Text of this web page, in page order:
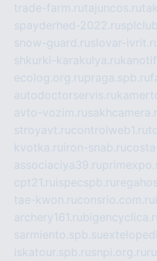
trade-farm.rutajuncos.ru
spayderhed-2022.ru
snow-guard.ruslovar-
shkurki-karakulya.ru
ecolog.org.rupraga.spb.ru
autodoctorservis.ru
avto-vozim.ru
stroyavt.rucontrolweb1.ru
kvotka.ru iron-snab.ru
associaciya39.ru
cpt21.ru ispecspb.ru
tae-kwon.ruconsrio.com.ru
archery161.ru
sarmiento.spb.su
iskatour.spb.rusnpi.org.ru